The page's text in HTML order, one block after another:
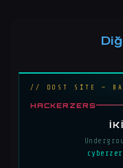
// DOST SİTE —
HACKERZERS